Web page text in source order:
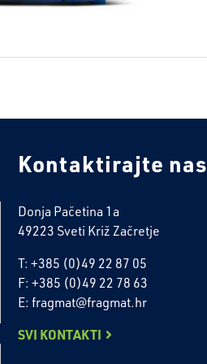
Kontaktirajte nas
Donja Pačetina 1a
49223 Sveti Križ Začretje
T: +385 (0)49 22 87 05
F: +385 (0)49 22 78 63
E: fragmat@fragmat.hr
SVI KONTAKTI